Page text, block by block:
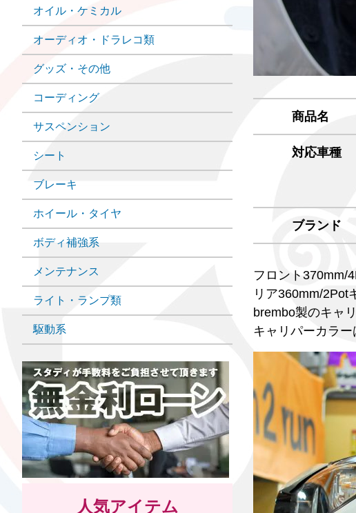
オイル・ケミカル
オーディオ・ドラレコ類
グッズ・その他
コーディング
サスペンション
シート
ブレーキ
ホイール・タイヤ
ボディ補強系
メンテナンス
ライト・ランプ類
駆動系
人気アイテム
商品名
対応車種
ブランド
フロント370mm/
リア360mm/2Pot
brembo製のキャ
キャリパーカラ